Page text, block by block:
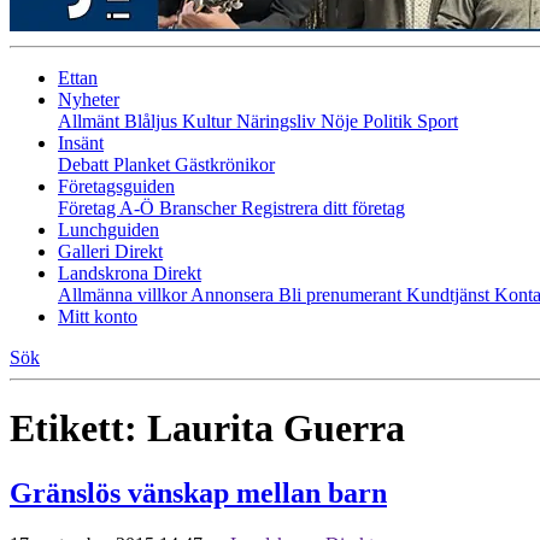
Ettan
Nyheter
Allmänt Blåljus KulturNäringsliv Nöje Politik Sport
Insänt
Debatt Planket Gästkrönikor
Företagsguiden
Företag A-Ö BranscherRegistrera ditt företag
Lunchguiden
Galleri Direkt
Landskrona Direkt
Allmänna villkorAnnonsera Bli prenumerant Kundtjänst
Mitt konto
Sök
Etikett: Laurita Guerra
Gränslös vänskap mellan barn